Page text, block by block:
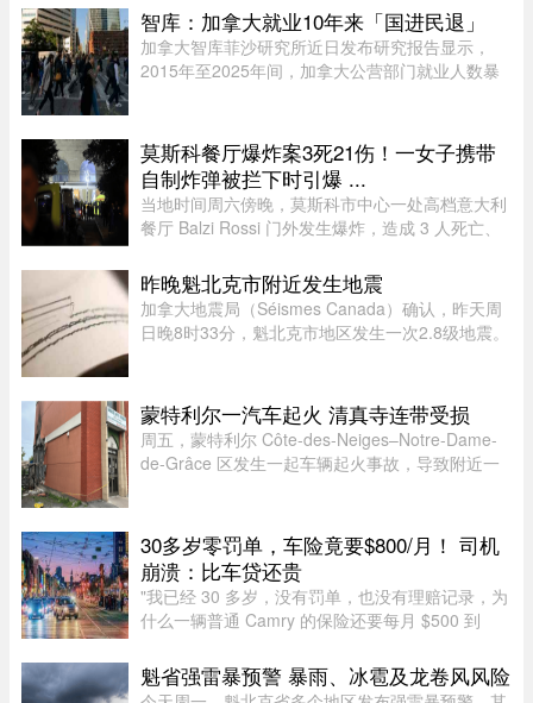
计划的决定。在周一颁布的一项判决中，法官
Nancy Bonsaint 批准了 Ai ...
智库：加拿大就业10年来「国进民退」
加拿大智库菲沙研究所近日发布研究报告显示，
2015年至2025年间，加拿大公营部门就业人数暴
在大西洋省份，恐将削弱国家的 ...
莫斯科餐厅爆炸案3死21伤！一女子携带
自制炸弹被拦下时引爆 ...
当地时间周六傍晚，莫斯科市中心一处高档意大利
餐厅 Balzi Rossi 门外发生爆炸，造成 3 人死亡、
女子、餐厅的安保人员及一名顾客。爆炸发生在晚
上 8 点前，地点位于莫 ...
昨晚魁北克市附近发生地震
加拿大地震局（Séismes Canada）确认，昨天周
日晚8时33分，魁北克市地区发生一次2.8级地震。
动，形容感觉像打雷或重型车 ...
蒙特利尔一汽车起火 清真寺连带受损
周五，蒙特利尔 Côte-des-Neiges–Notre-Dame-
de-Grâce 区发生一起车辆起火事故，导致附近一
报警称，一辆停放在 Aven ...
30多岁零罚单，车险竟要$800/月！ 司机
崩溃：比车贷还贵
"我已经 30 多岁，没有罚单，也没有理赔记录，为
什么一辆普通 Camry 的保险还要每月 $500 到
己找过保险经纪、直接联系过保险公司，也使用了
多个比价网站，得到的报价 ...
魁省强雷暴预警 暴雨、冰雹及龙卷风风险